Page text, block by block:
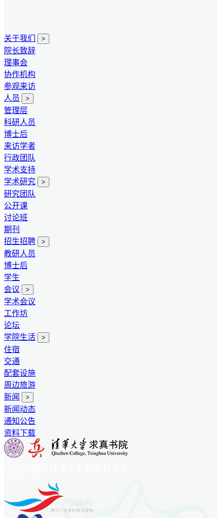
关于我们 >
院长致辞
理事会
协作机构
参观来访
人员
>
管理层
科研人员
博士后
来访学者
行政团队
学术支持
学术研究
>
研究团队
公开课
讨论班
期刊
招生招聘
>
教研人员
博士后
学生
会议
>
学术会议
工作坊
论坛
学院生活
>
住宿
交通
配套设施
周边旅游
新闻
>
新闻动态
通知公告
资料下载